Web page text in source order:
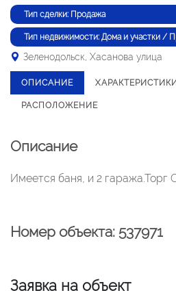
Тип сделки: Продажа
Тип недвижимости: Дома и участки /
Зеленодольск, Хасанова улица
ОПИСАНИЕ ХАРАКТЕРИСТИКИ
РАСПОЛОЖЕНИЕ
Описание
Имеется баня, и 2 гаража.Торг
Номер объекта: 537971
Заявка на объект